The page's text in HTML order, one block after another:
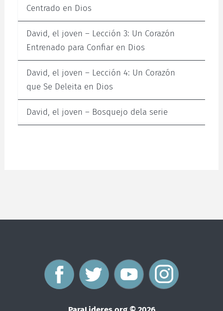
Centrado en Dios
David, el joven – Lección 3: Un Corazón
Entrenado para Confiar en Dios
David, el joven – Lección 4: Un Corazón
que Se Deleita en Dios
David, el joven – Bosquejo dela serie
F
a
T
w
Y
o
I